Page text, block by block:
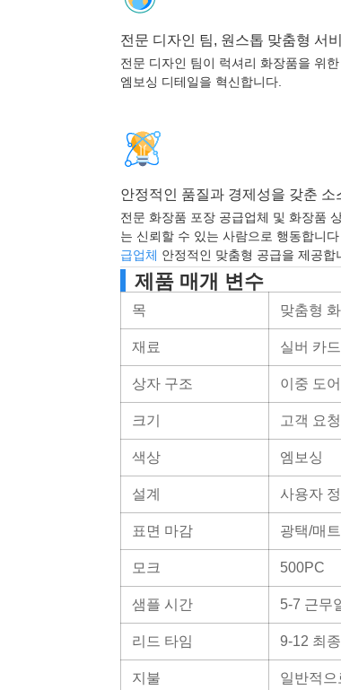
전문 디자인 팀, 원스톱 맞춤형 서
전문 디자인 팀이 럭셔리 화장품을 위
엠보싱 디테일을 혁신합니다.
안정적인 품질과 경제성을 갖춘 소
전문 화장품 포장 공급업체 및 화장품
는 신뢰할 수 있는 사람으로 행동합니다
급업체 안정적인 맞춤형 공급을 제공합
제품 매개 변수
목 맞춤형
재료 실버 카
상자 구조 이중 도
크기 고객 요
색상 엠보싱
설계 사용자
표면 마감 광택/매
모크 500PC
샘플 시간 5-7 근무
리드 타임 9-12 최
지불 일반적